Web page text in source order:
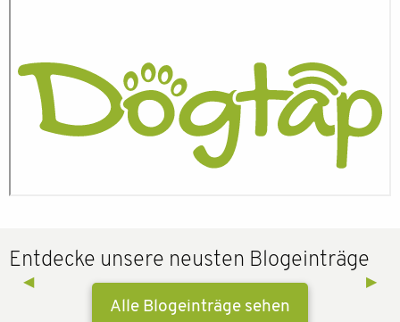
Entdecke unsere neusten Blogeinträge
Previous Slide
◀︎ Next
▶︎
Alle Blogeinträge sehen